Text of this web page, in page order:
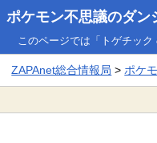
ポケモン不思議のダ
このページでは「トゲチック
ZAPAnet総合情報局 >ポケ